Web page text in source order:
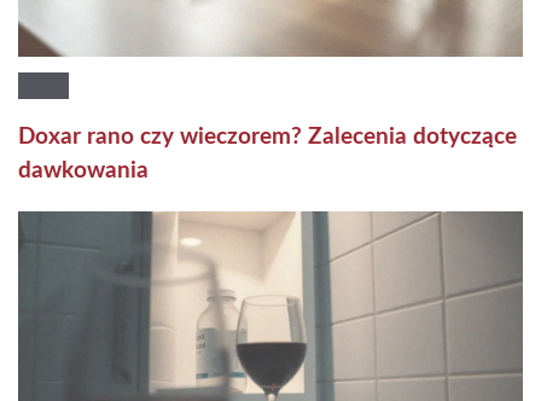
Doxar rano czy wieczorem? Zalecenia dotyczące
dawkowania